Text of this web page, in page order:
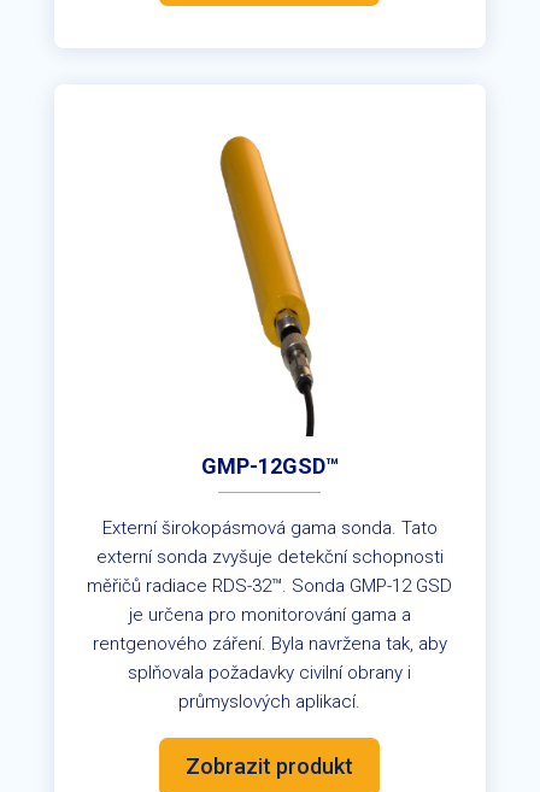
GMP-12GSD™
Externí širokopásmová gama sonda. Tato
externí sonda zvyšuje detekční schopnosti
měřičů radiace RDS-32™. Sonda GMP-12 GSD
je určena pro monitorování gama a
rentgenového záření. Byla navržena tak, aby
splňovala požadavky civilní obrany i
průmyslových aplikací.
Zobrazit produkt